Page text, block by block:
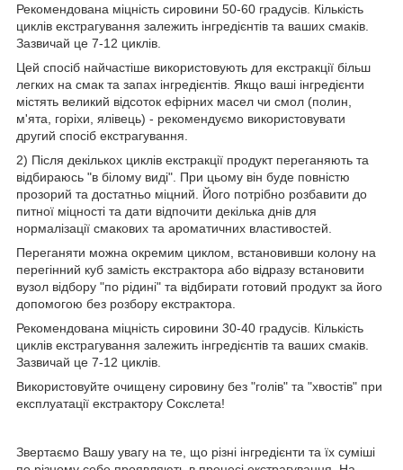
Рекомендована міцність сировини 50-60 градусів. Кількість
циклів екстрагування залежить інгредієнтів та ваших смаків.
Зазвичай це 7-12 циклів.
Цей спосіб найчастіше використовують для екстракції більш
легких на смак та запах інгредієнтів. Якщо ваші інгредієнти
містять великий відсоток ефірних масел чи смол (полин,
м'ята, горіхи, ялівець) - рекомендуємо використовувати
другий спосіб екстрагування.
2) Після декількох циклів екстракції продукт переганяють та
відбираюсь "в білому виді". При цьому він буде повністю
прозорий та достатньо міцний. Його потрібно розбавити до
питної міцності та дати відпочити декілька днів для
нормалізації смакових та ароматичних властивостей.
Переганяти можна окремим циклом, встановивши колону на
перегінний куб замість екстрактора або відразу встановити
вузол відбору "по рідині" та відбирати готовий продукт за його
допомогою без розбору екстрактора.
Рекомендована міцність сировини 30-40 градусів. Кількість
циклів екстрагування залежить інгредієнтів та ваших смаків.
Зазвичай це 7-12 циклів.
Використовуйте очищену сировину без "голів" та "хвостів" при
експлуатації екстрактору Сокслета!
Звертаємо Вашу увагу на те, що різні інгредієнти та їх суміші